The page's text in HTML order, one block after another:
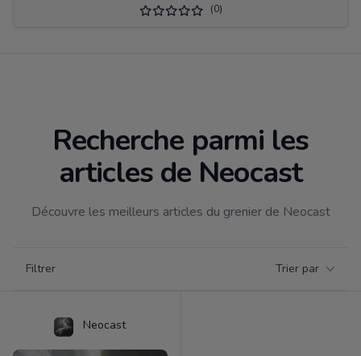
(0)
Recherche parmi les
articles de Neocast
Découvre les meilleurs articles du grenier de Neocast
Filtrer Trier par
Neocast